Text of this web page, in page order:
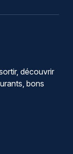
découvrir
bons